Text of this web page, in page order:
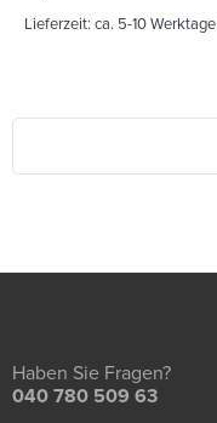
Lieferzeit: ca. 5-10 Werktage
Haben Sie Fragen?
040 780 509 63